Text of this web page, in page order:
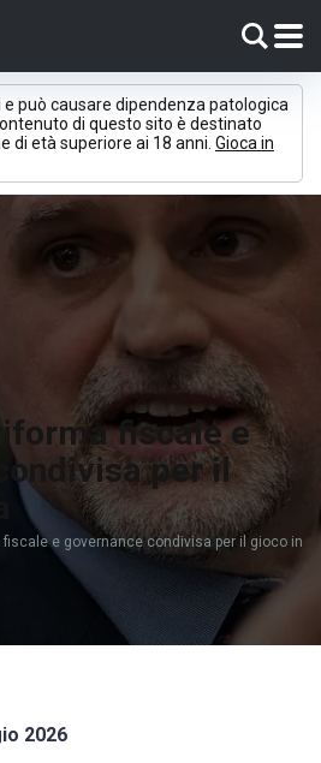
e può causare dipendenza patologica
contenuto di questo sito è destinato
di età superiore ai 18 anni. Gioca in
fiscale e
per il
fiscale e governance condivisa per il gioco in
2026